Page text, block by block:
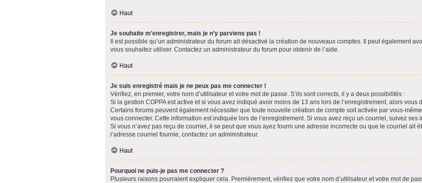
Haut
Je souhaite m’enregistrer, mais je n’y parviens pas !
Il est possible qu’un administrateur du forum ait désactivé la création de nouveaux comptes. Il peut également
vous souhaitez utiliser. Contactez un administrateur du forum pour obtenir de l’aide.
Haut
Je suis enregistré mais je ne peux pas me connecter !
Vérifiez, en premier, votre nom d’utilisateur et votre mot de passe. S’ils sont corrects, il y a deux possibilités :
Si la gestion COPPA est active et si vous avez indiqué avoir moins de 13 ans lors de l’enregistrement, alors
Certains forums peuvent également nécessiter que toute nouvelle création de compte soit activée par vous-
vous connecter. Cette information est indiquée lors de l’enregistrement. Si vous avez reçu un courriel, suivez ses
Si vous n’avez pas reçu de courriel, il se peut que vous ayez fourni une adresse incorrecte ou que le courriel ait
l’adresse courriel fournie, contactez un administrateur.
Haut
Pourquoi ne puis-je pas me connecter ?
Plusieurs raisons pourraient expliquer cela. Premièrement, vérifiez que votre nom d’utilisateur et votre mot de